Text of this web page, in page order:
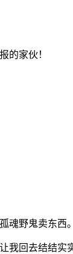
的家伙！
魂野鬼卖东西。
我回去结结实